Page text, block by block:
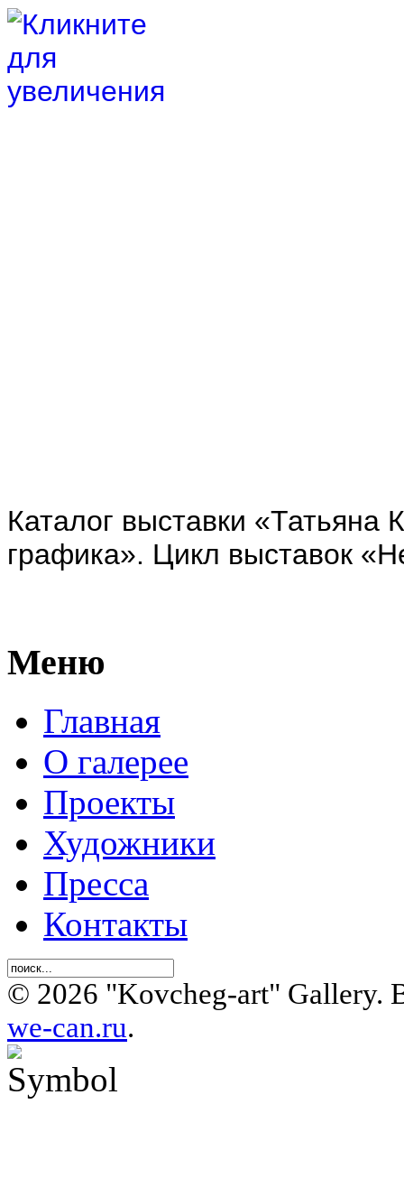
Каталог выставки
графика». Цикл выставок
Меню
Главная
О галерее
Проекты
Художники
Пресса
Контакты
© 2026 "Kovcheg-art" Gallery.
we-can.ru.